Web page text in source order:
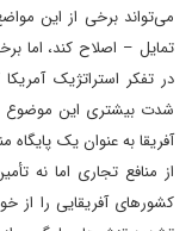
می‌تواند برخی از این
تمایل – اصلاح کند، اما
شدت بیشتری این موضوع را
آفریقا به عنوان یک
از منافع تجاری اما نه
کشورهای آفریقایی را از